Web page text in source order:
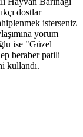
dostlar
isterseniz
yorum
ise "Güzel
beraber patili
kullandı.